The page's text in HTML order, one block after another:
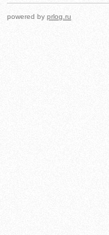
powered by prlog.ru